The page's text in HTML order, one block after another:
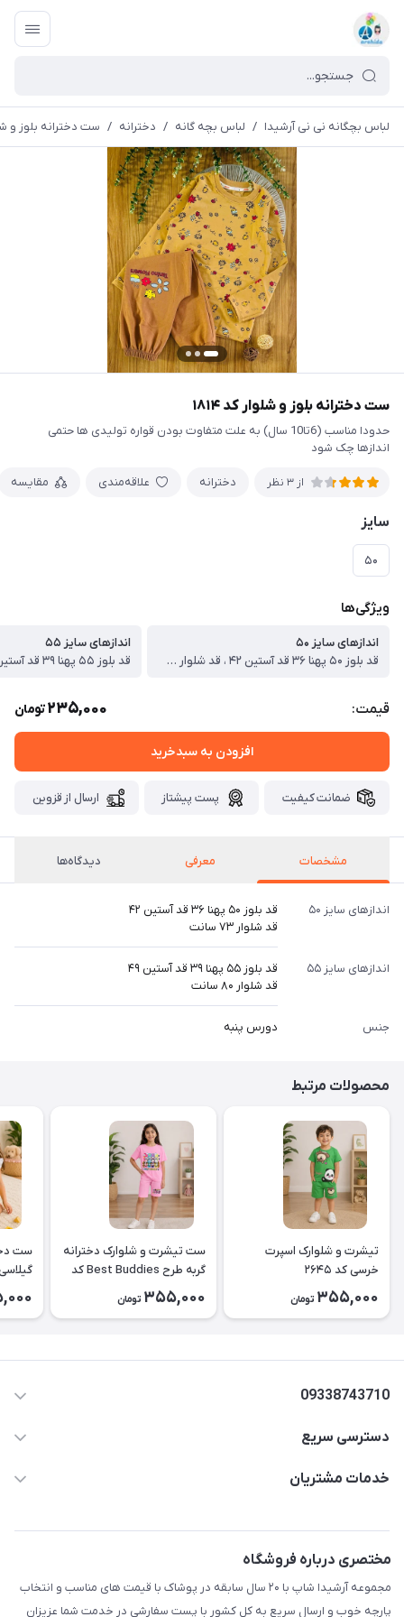
لباس بچگانه نی نی آرشیدا / لباس بچه گانه / دخترانه / ست دخترانه بلوز و
ست دخترانه بلوز و شلوار کد ۱۸۱۴
حدودا مناسب (6تا10 سال) به علت متفاوت بودن قواره تولیدی ها حتمی
اندازها چک شود
از 3 نظر دخترانه علاقه‌مندی مقایسه
سایز
۵۰
ویژگی‌ها
اندازهای سایز ۵۰
قد بلوز ۵۰ پهنا ۳۶ قد آستین ۴۲ ، قد شلوار ۷۳ سانت
اندازهای سایز ۵۵
قیمت: 235,000تومان
افزودن به سبدخرید
ضمانت کیفیت پست پیشتاز ارسال از قزوین
مشخصات معرفی دیدگاه‌ها
اندازهای سایز ۵۰
قد بلوز ۵۰ پهنا ۳۶ قد آستین ۴۲
قد شلوار ۷۳ سانت
اندازهای سایز ۵۵
قد بلوز ۵۵ پهنا ۳۹ قد آستین ۴۹
قد شلوار ۸۰ سانت
جنس دورس پنبه
محصولات مرتبط
تیشرت و شلوارک اسپرت
خرسی کد ۲۶۴۵
355,000 تومان
ست تیشرت و شلوارک دخترانه
گربه طرح Best Buddies کد
355,000 تومان
ست
09338743710
دسترسی سریع
حساب کاربری
لیست محصولات
درباره ما
تماس با ما
خدمات مشتریان
مختصری درباره فروشگاه
مجموعه آرشیدا شاپ با ۲۰ سال سابقه در پوشاک با قیمت های مناسب و انتخاب
پارچه خوب و ارسال سریع به کل کشور با پست سفارشی در خدمت شما عزیزان